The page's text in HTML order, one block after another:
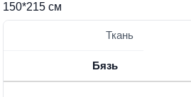
150*215 см
Ткань
Бязь